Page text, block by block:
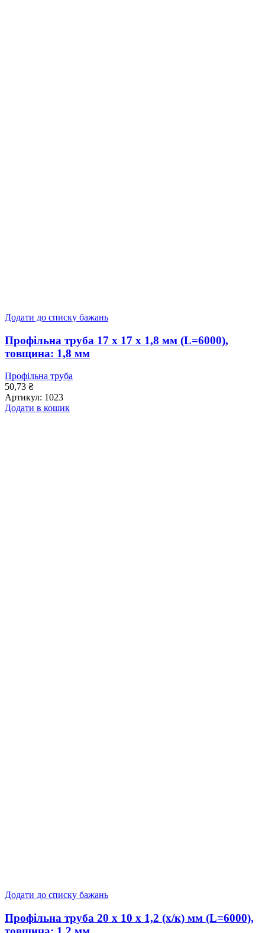
Додати до списку бажань
Профільна труба 17 x 17 x 1,8 мм (L=6000),
товщина: 1,8 мм
Профільна труба
50,73 ₴
Артикул: 1023
Додати в кошик
Додати до списку бажань
Профільна труба 20 x 10 x 1,2 (х/к) мм (L=6000),